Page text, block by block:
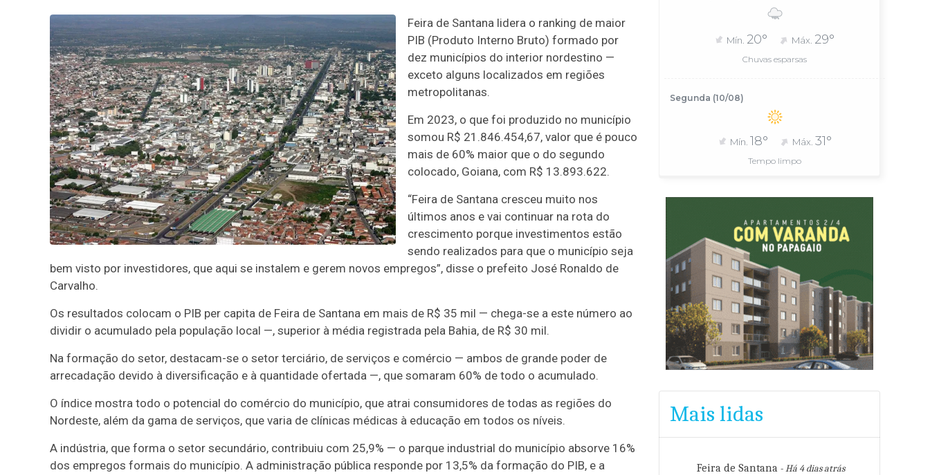
Feira de Santana lidera o ranking de maior
PIB (Produto Interno Bruto) formado por
dez municípios do interior nordestino —
exceto alguns localizados em regiões
metropolitanas.
Em 2023, o que foi produzido no município
somou R$ 21.846.454,67, valor que é pouco
mais de 60% maior que o do segundo
colocado, Goiana, com R$ 13.893.622.
“Feira de Santana cresceu muito nos
últimos anos e vai continuar na rota do
crescimento porque investimentos estão
sendo realizados para que o município seja
bem visto por investidores, que aqui se instalem e gerem novos empregos”, disse o prefeito José Ronaldo de
Carvalho.
Os resultados colocam o PIB per capita de Feira de Santana em mais de R$ 35 mil — chega-se a este número ao
dividir o acumulado pela população local —, superior à média registrada pela Bahia, de R$ 30 mil.
Na formação do setor, destacam-se o setor terciário, de serviços e comércio — ambos de grande poder de
arrecadação devido à diversificação e à quantidade ofertada —, que somaram 60% de todo o acumulado.
O índice mostra todo o potencial do comércio do município, que atrai consumidores de todas as regiões do
Nordeste, além da gama de serviços, que varia de clínicas médicas à educação em todos os níveis.
A indústria, que forma o setor secundário, contribuiu com 25,9% — o parque industrial do município absorve 16%
dos empregos formais do município. A administração pública responde por 13,5% da formação do PIB, e a
Mín. 20° Máx. 29°
Chuvas esparsas
Segunda (10/08)
Mín. 18° Máx. 31°
Tempo limpo
Mais lidas
Feira de Santana - Há 4 dias atrás